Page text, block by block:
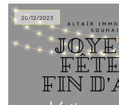
20/12/2023